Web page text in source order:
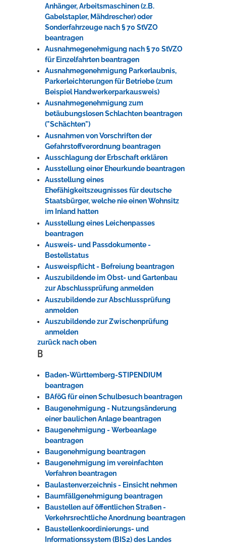
Anhänger, Arbeitsmaschinen (z.B.
Gabelstapler, Mähdrescher) oder
Sonderfahrzeuge nach § 70 StVZO
beantragen
Ausnahmegenehmigung nach § 70 StVZO
für Einzelfahrten beantragen
Ausnahmegenehmigung Parkerlaubnis,
Parkerleichterungen für Betriebe (zum
Beispiel Handwerkerparkausweis)
Ausnahmegenehmigung zum
betäubungslosen Schlachten beantragen
("Schächten")
Ausnahmen von Vorschriften der
Gefahrstoffverordnung beantragen
Ausschlagung der Erbschaft erklären
Ausstellung einer Eheurkunde beantragen
Ausstellung eines
Ehefähigkeitszeugnisses für deutsche
Staatsbürger, welche nie einen Wohnsitz
im Inland hatten
Ausstellung eines Leichenpasses
beantragen
Ausweis- und Passdokumente -
Bestellstatus
Ausweispflicht - Befreiung beantragen
Auszubildende im Obst- und Gartenbau
zur Abschlussprüfung anmelden
Auszubildende zur Abschlussprüfung
anmelden
Auszubildende zur Zwischenprüfung
anmelden
zurück nach oben
B
Baden-Württemberg-STIPENDIUM
beantragen
BAföG für einen Schulbesuch beantragen
Baugenehmigung - Nutzungsänderung
einer baulichen Anlage beantragen
Baugenehmigung - Werbeanlage
beantragen
Baugenehmigung beantragen
Baugenehmigung im vereinfachten
Verfahren beantragen
Baulastenverzeichnis - Einsicht nehmen
Baumfällgenehmigung beantragen
Baustellen auf öffentlichen Straßen -
Verkehrsrechtliche Anordnung beantragen
Baustellenkoordinierungs- und
Informationssystem (BIS2) des Landes